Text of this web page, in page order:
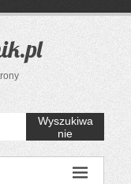
Wyszukiwa
nie